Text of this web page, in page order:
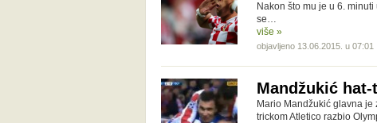
Nakon što mu je u 6.
se…
više »
objavljeno 13.06.2015. u 07:01
Mandžukić
Mario Mandžukić glavna
trickom Atletico razbio